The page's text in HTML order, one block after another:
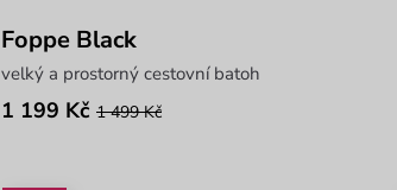
Foppe Black
velký a prostorný cestovní batoh
1 199 Kč 1 499 Kč